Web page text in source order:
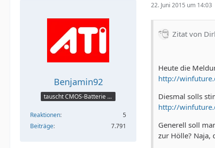
Benjamin92
tauscht CMOS-Batterie per TeamViewer
Reaktionen
5
Beiträge
7.791
22. Juni 2015 um 14:03
Zitat von
Heute die
http://
Diesmal solls
http://
Generell soll
zur Hölle? Naja,